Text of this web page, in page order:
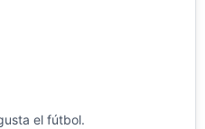
el fútbol.